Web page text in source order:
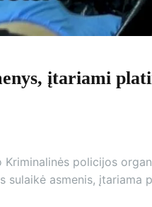
įtariami
policijos
sulaikė asmenis, įtariama